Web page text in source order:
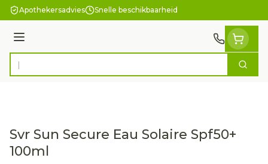
Ga naar de inhoud
Apothekersadvies Snelle beschikbaarheid
Menu
Product, merk, categorie... Zoek
Svr Sun Secure Eau Solaire Spf50+
100ml